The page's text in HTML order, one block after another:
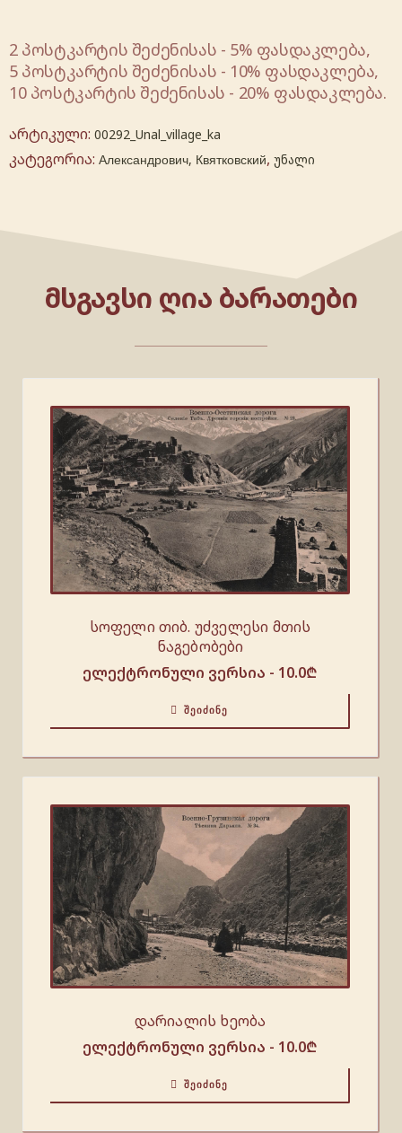
2 პოსტკარტის შეძენისას - 5% ფასდაკლება,
5 პოსტკარტის შეძენისას - 10% ფასდაკლება,
10 პოსტკარტის შეძენისას - 20% ფასდაკლება.
არტიკული: 00292_Unal_village_ka
კატეგორია: Александрович, Квятковский, უნალი
ᲛᲡᲒᲐᲕᲡᲘ ᲦᲘᲐ ᲑᲐᲠᲐᲗᲔᲑᲘ
სოფელი თიბ. უძველესი მთის
ნაგებობები
ელექტრონული ვერსია - 10.0₾
ᲨᲔᲘᲫᲘᲜᲔ
დარიალის ხეობა
ელექტრონული ვერსია - 10.0₾
ᲨᲔᲘᲫᲘᲜᲔ